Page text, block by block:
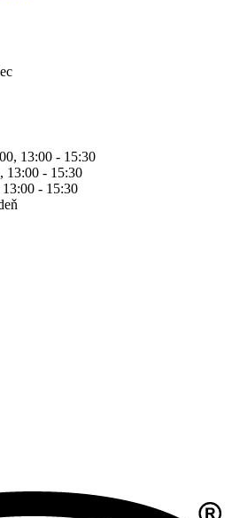
13:00 - 15:30
13:00 - 15:30
- 15:30